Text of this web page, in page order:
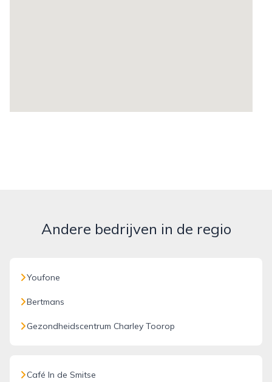
Andere bedrijven in de regio
Youfone
Bertmans
Gezondheidscentrum Charley Toorop
Café In de Smitse